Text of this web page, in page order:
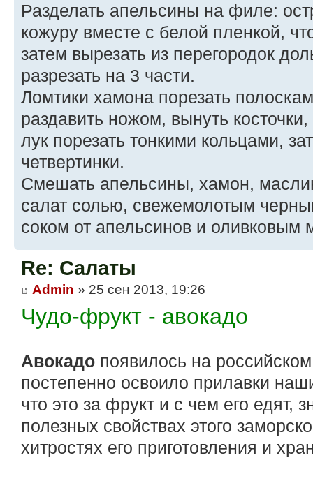
Разделать апельсины на филе:
кожуру вместе с белой пленкой,
затем вырезать из перегородок
разрезать на 3 части.
Ломтики хамона порезать
раздавить ножом, вынуть
лук порезать тонкими кольцами,
четвертинки.
Смешать апельсины, хамон,
салат солью, свежемолотым
соком от апельсинов и оливковым
Re: Салаты
Admin » 25 сен 2013, 19:26
Чудо-фрукт - авокадо
Авокадо появилось на
постепенно освоило прилавки
что это за фрукт и с чем его едят,
полезных свойствах этого
хитростях его приготовления и